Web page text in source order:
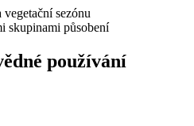
sezónu
skupinami působení
používání